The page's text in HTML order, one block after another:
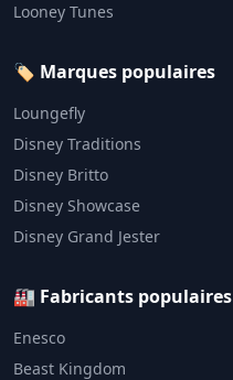
Looney Tunes
🏷️ Marques populaires
Loungefly
Disney Traditions
Disney Britto
Disney Showcase
Disney Grand Jester
🏭 Fabricants populaires
Enesco
Beast Kingdom